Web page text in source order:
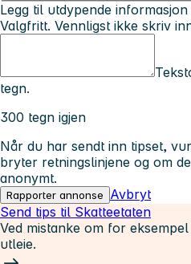
Legg til utdypende informasjon
Valgfritt. Vennligst ikke skriv
tegn.
300 tegn igjen
Når du har sendt inn tipset,
bryter retningslinjene og om
anonymt.
Rapporter annonse
Avbryt
Send tips til Skatteetaten
Ved mistanke om for
utleie.